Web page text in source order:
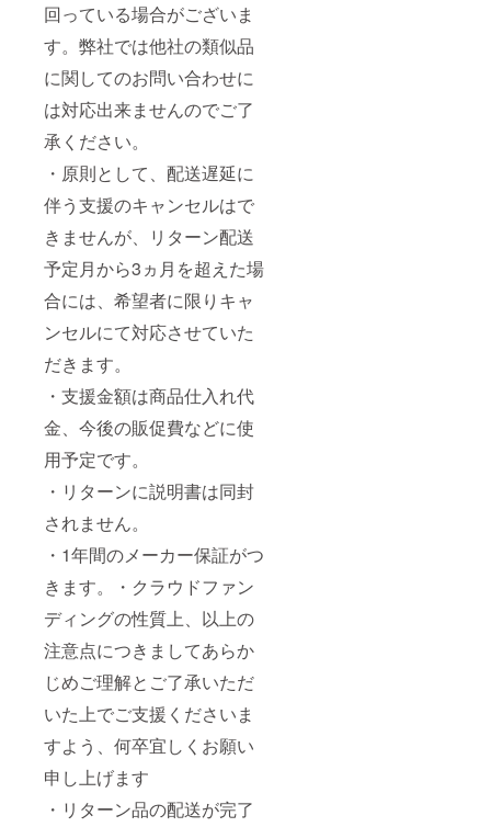
回っている場合がございま
す。弊社では他社の類似品
に関してのお問い合わせに
は対応出来ませんのでご了
承ください。
・原則として、配送遅延に
伴う支援のキャンセルはで
きませんが、リターン配送
予定月から3ヵ月を超えた場
合には、希望者に限りキャ
ンセルにて対応させていた
だきます。
・支援金額は商品仕入れ代
金、今後の販促費などに使
用予定です。
・リターンに説明書は同封
されません。
・1年間のメーカー保証がつ
きます。・クラウドファン
ディングの性質上、以上の
注意点につきましてあらか
じめご理解とご了承いただ
いた上でご支援くださいま
すよう、何卒宜しくお願い
申し上げます
・リターン品の配送が完了